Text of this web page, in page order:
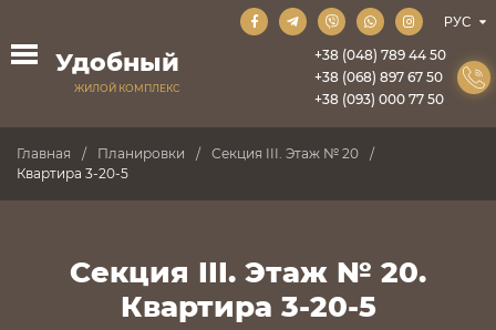
Удобный
ЖИЛОЙ КОМПЛЕКС
+38 (048) 789 44 50
+38 (068) 897 67 50
+38 (093) 000 77 50
Главная Планировки
Секция III. Этаж № 20
Квартира 3-20-5
Секция III. Этаж № 20.
Квартира 3-20-5